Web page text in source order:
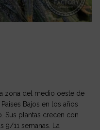
zona del medio oeste de
Bajos en los años
Sus plantas crecen con
9/11 semanas. La